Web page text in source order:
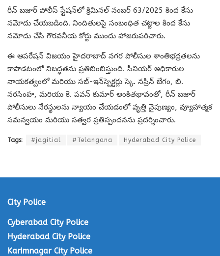
రీన్ బజార్ పోలీస్ స్టేషన్‌లో క్రిమినల్ నంబర్ 63/2025 కింద కేసు
నమోదు చేయబడింది. నిందితులపై సంబంధిత చట్టాల కింద కేసు
నమోదు చేసి గౌరవనీయ కోర్టు ముందు హాజరుపరిచారు.
ఈ ఆపరేషన్ విజయం హైదరాబాద్ నగర పోలీసుల శాంతిభద్రతలను
కాపాడటంలో నిబద్ధతను ప్రతిబింబిస్తుంది. సీనియర్ అధికారుల
నాయకత్వంలో మరియు సబ్-ఇన్‌స్పెక్టర్లు స్కె. నస్రిన్ బేగం, బి.
నరసింహ, మరియు కె. పవన్ కుమార్ అంకితభావంతో, రీన్ బజార్
పోలీసులు నేరస్థులను న్యాయం చేయడంలో వృత్తి నైపుణ్యం, వ్యూహాత్మక
సమన్వయం మరియు సత్వర ప్రతిస్పందనను ప్రదర్శించారు.
Tags: #jagitial #Telangana Hyderabad City Police
City Police
Cyberabad City Police
Hyderabad City Police
Karimnagar City Police